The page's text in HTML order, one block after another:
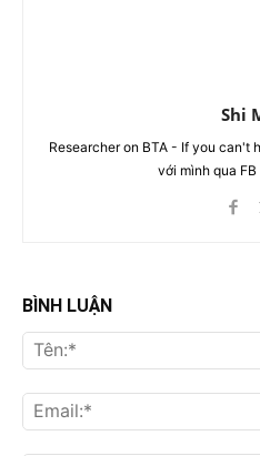
Shi
Researcher on BTA - If you can't
với mình qua
BÌNH LUẬN